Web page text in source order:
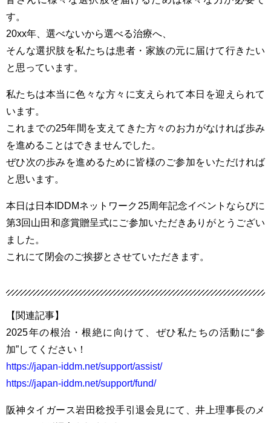
す。
20xx年、選べないから選べる治療へ、
そんな選択肢を私たちは患者・家族の元に届けて行きたい
と思っています。
私たちは本当に色々な方々に支えられて本日を迎えられて
います。
これまでの25年間を支えてきた方々のお力がなければ歩み
を進めることはできませんでした。
ぜひ次の歩みを進めるために皆様のご参加をいただければ
と思います。
本日は日本IDDMネットワーク25周年記念イベントならびに
第3回山田和彦賞贈呈式にご参加いただきありがとうござい
ました。
これにて閉会のご挨拶とさせていただきます。
【関連記事】
2025年の根治・根絶に向けて、ぜひ私たちの活動に“参
加”してください！
https://japan-iddm.net/support/assist/
https://japan-iddm.net/support/fund/
阪神タイガース岩田稔投手引退会見にて、井上理事長のメ